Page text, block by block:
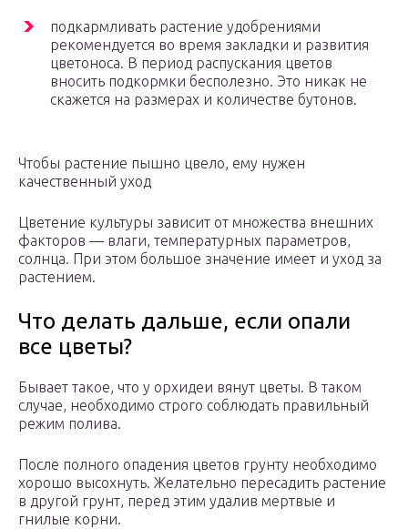
подкармливать растение удобрениями
рекомендуется во время закладки и развития
цветоноса. В период распускания цветов
вносить подкормки бесполезно. Это никак не
скажется на размерах и количестве бутонов.
Чтобы растение пышно цвело, ему нужен
качественный уход
Цветение культуры зависит от множества внешних
факторов — влаги, температурных параметров,
солнца. При этом большое значение имеет и уход за
растением.
Что делать дальше, если опали
все цветы?
Бывает такое, что у орхидеи вянут цветы. В таком
случае, необходимо строго соблюдать правильный
режим полива.
После полного опадения цветов грунту необходимо
хорошо высохнуть. Желательно пересадить растение
в другой грунт, перед этим удалив мертвые и
гнилые корни.